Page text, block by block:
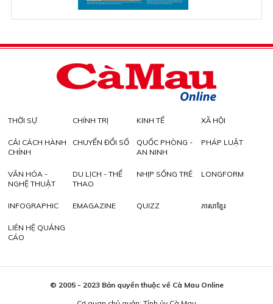
THỜI SỰ CHÍNH TRỊ KINH TẾ XÃ HỘI
CẢI CÁCH HÀNH
CHÍNH
CHUYỂN ĐỔI SỐ
QUỐC PHÒNG -
AN NINH
PHÁP LUẬT
VĂN HÓA -
NGHỆ THUẬT
DU LỊCH - THỂ
THAO
NHỊP SỐNG TRẺ LONGFORM
INFOGRAPHIC EMAGAZINE QUIZZ ភាសាខ្មែរ
LIÊN HỆ QUẢNG
CÁO
© 2005 - 2023 Bản quyền thuộc về Cà Mau Online